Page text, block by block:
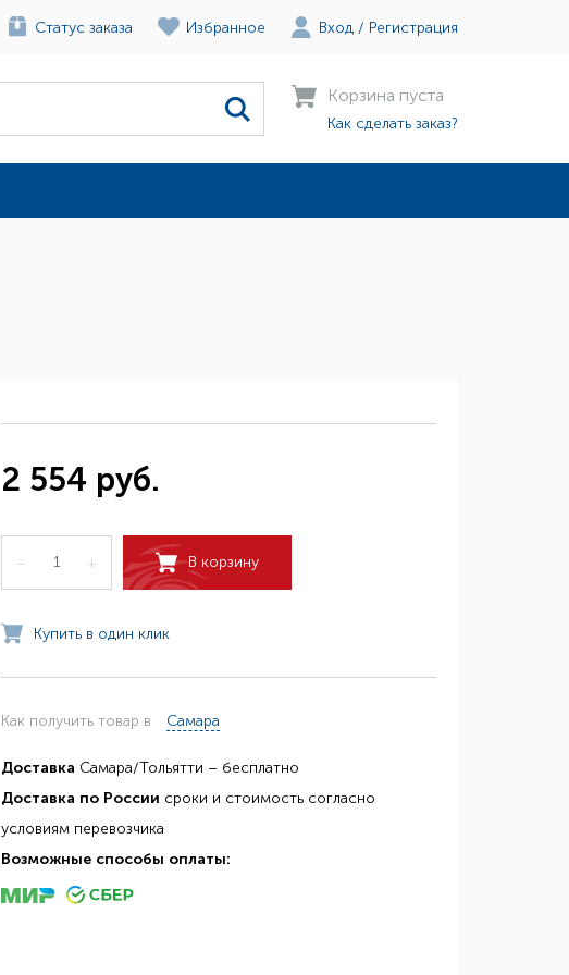
Статус заказа Избранное Вход / Регистрация
Корзина пуста
Как сделать заказ?
2 554 руб.
– + В корзину
Купить в один клик
Как получить товар в Самара
Доставка Самара/Тольятти – бесплатно
Доставка по России сроки и стоимость согласно
условиям перевозчика
Возможные способы оплаты: